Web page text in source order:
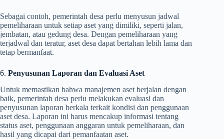
Sebagai contoh, pemerintah desa perlu menyusun jadwal
pemeliharaan untuk setiap aset yang dimiliki, seperti jalan,
jembatan, atau gedung desa. Dengan pemeliharaan yang
terjadwal dan teratur, aset desa dapat bertahan lebih lama dan
tetap bermanfaat.
6. Penyusunan Laporan dan Evaluasi Aset
Untuk memastikan bahwa manajemen aset berjalan dengan
baik, pemerintah desa perlu melakukan evaluasi dan
penyusunan laporan berkala terkait kondisi dan penggunaan
aset desa. Laporan ini harus mencakup informasi tentang
status aset, penggunaan anggaran untuk pemeliharaan, dan
hasil yang dicapai dari pemanfaatan aset.